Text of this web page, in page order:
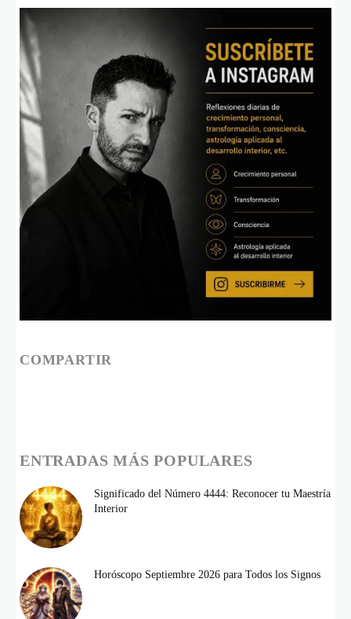
COMPARTIR
ENTRADAS MÁS POPULARES
Significado del Número 4444: Reconocer tu Maestría
Interior
Horóscopo Septiembre 2026 para Todos los Signos